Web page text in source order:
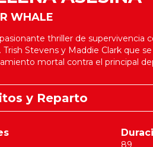
WHALE
thriller de supervivencia
Trish Stevens y Maddie Clark que
mortal contra el principal
y Reparto
89